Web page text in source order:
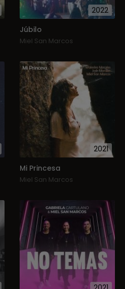
2022
Júbilo
Miel San Marcos
2021
Mi Princesa
Miel San Marcos